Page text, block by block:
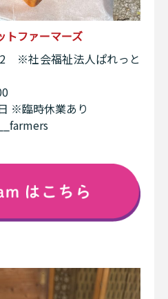
トファーマーズ
※社会福祉法人ぱれっと
※臨時休業あり